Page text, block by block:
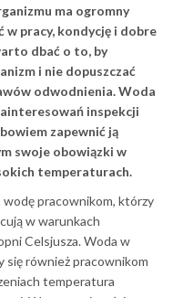
ma ogromny
w pracy, kondycję i dobre
dbać o to, by
i nie dopuszczać
odwodnienia. Woda
inspekcji
zapewnić ją
swoje obowiązki w
temperaturach.
wodę pracownikom, którzy
w warunkach
Celsjusza. Woda w
się również pracownikom
temperatura